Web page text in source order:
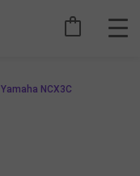
Yamaha NCX3C